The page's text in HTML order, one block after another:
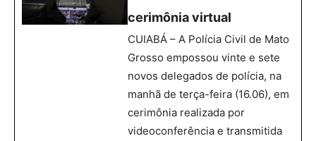
cerimônia virtual
CUIABÁ – A Polícia Civil de Mato
Grosso empossou vinte e sete
novos delegados de polícia, na
manhã de terça-feira (16.06), em
cerimônia realizada por
videoconferência e transmitida